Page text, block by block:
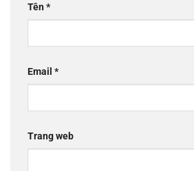
Tên*
Email *
Trang web